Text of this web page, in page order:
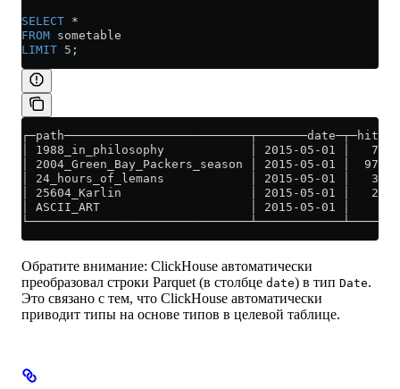
SELECT *
FROM sometable
LIMIT 5 ;
┌─path──────────────────────────┬───────date─┬─hits─┐
│ 1988_in_philosophy            │ 2015-05-01 │   70 │
│ 2004_Green_Bay_Packers_season │ 2015-05-01 │  970 │
│ 24_hours_of_lemans            │ 2015-05-01 │   37 │
│ 25604_Karlin                  │ 2015-05-01 │   20 │
│ ASCII_ART                     │ 2015-05-01 │    9 │
└───────────────────────────────┴────────────┴──────┘
Обратите внимание: ClickHouse автоматически
преобразовал строки Parquet (в столбце date) в тип Date.
Это связано с тем, что ClickHouse автоматически
приводит типы на основе типов в целевой таблице.